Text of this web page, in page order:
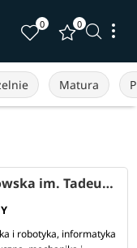
0 0
Matura
Politechnika Krakowska im. Tadeusza Kościuszki
i robotyka informatyka